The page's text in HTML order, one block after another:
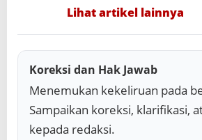
Lihat artikel lainnya
Koreksi dan Hak Jawab
Menemukan kekeliruan pada
Sampaikan koreksi, klarifikasi,
kepada redaksi.